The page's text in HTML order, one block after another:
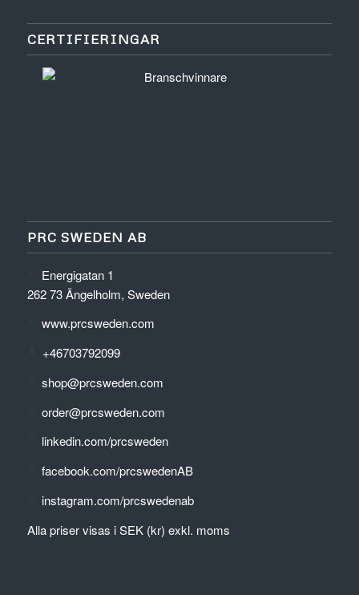
CERTIFIERINGAR
PRC SWEDEN AB
Energigatan 1
262 73 Ängelholm, Sweden
www.prcsweden.com
+46703792099
shop@prcsweden.com
order@prcsweden.com
linkedin.com/prcsweden
facebook.com/prcswedenAB
instagram.com/prcswedenab
Alla priser visas i SEK (kr) exkl. moms